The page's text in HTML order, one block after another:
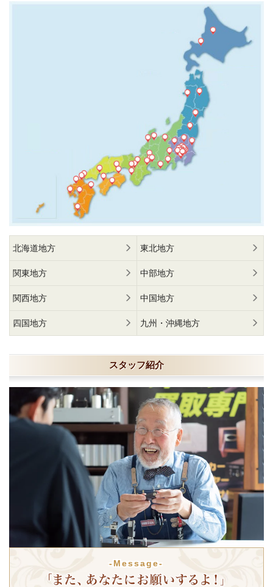
北海道地方 東北地方
関東地方 中部地方
関西地方 中国地方
四国地方 九州・沖縄地方
スタッフ紹介
-Message-